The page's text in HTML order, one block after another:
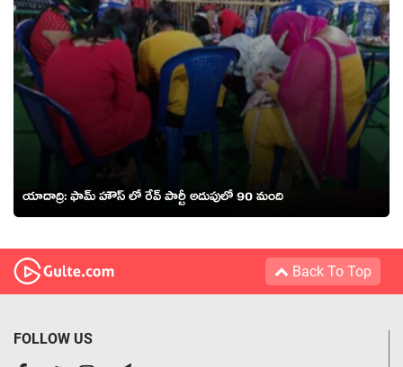
యాదాద్రి: ఫామ్ హౌస్ లో రేవ్ పార్టీ అదుపులో 90 మంది
Back To Top
FOLLOW US